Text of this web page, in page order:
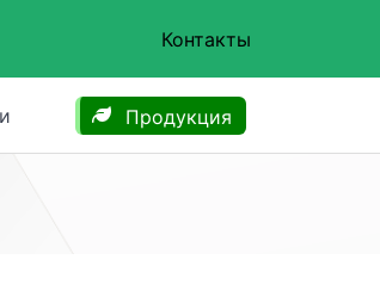
Контакты
Продукция